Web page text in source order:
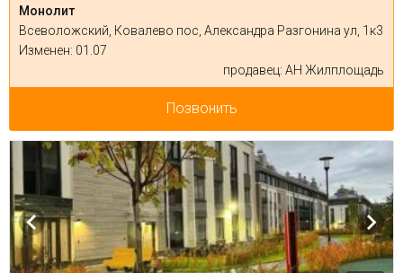
Монолит
Всеволожский, Ковалево пос, Александра Разгонина ул, 1к3
Изменен: 01.07
продавец: АН Жилплощадь
Позвонить